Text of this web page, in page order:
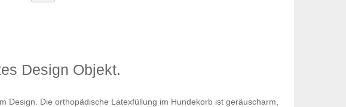
Design Objekt.
Die orthopädische Latexfüllung im Hundekorb ist geräuscharm,